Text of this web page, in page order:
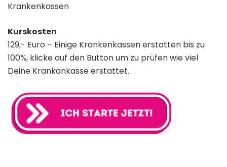
Krankenkassen
Kurskosten
129,- Euro – Einige Krankenkassen erstatten bis zu
100%, klicke auf den Button um zu prüfen wie viel
Deine Krankankasse erstattet.